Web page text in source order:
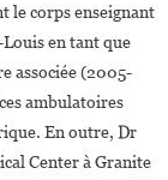
le corps enseignant
Louis en tant que
associée (2005-
ambulatoires
En outre, Dr
Center à Granite